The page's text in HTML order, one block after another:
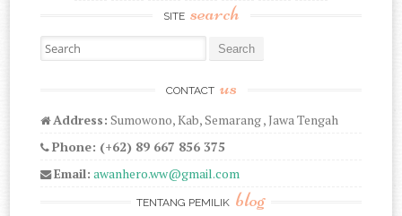
SITE search
Search for:
CONTACT us
Address: Sumowono, Kab, Semarang , Jawa Tengah
Phone: (+62) 89 667 856 375
Email: awanhero.ww@gmail.com
TENTANG PEMILIK blog